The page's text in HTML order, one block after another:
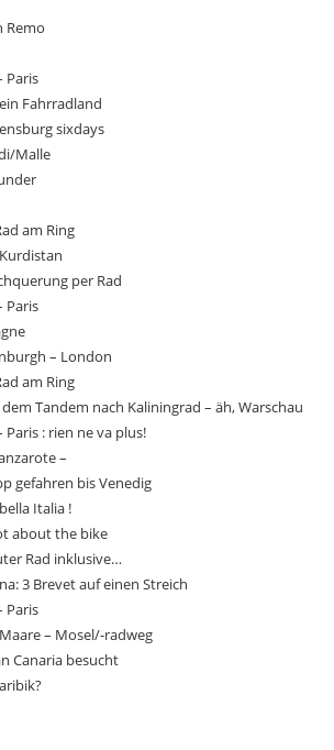
Remo
Paris
Fahrradland
sixdays
Malle
am Ring
per Rad
Paris
– London
am Ring
Tandem nach Kaliningrad – äh, Warschau
Paris : rien ne va plus!
–
gefahren bis Venedig
Italia !
about the bike
Rad inklusive…
3 Brevet auf einen Streich
Paris
– Mosel/-radweg
Canaria besucht